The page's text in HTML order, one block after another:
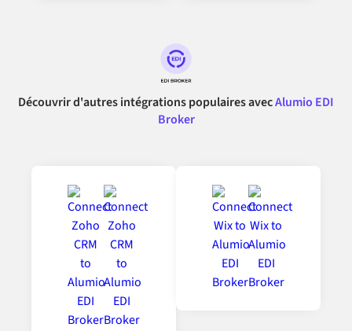
Découvrir d'autres intégrations populaires avecAlumio EDI
Broker